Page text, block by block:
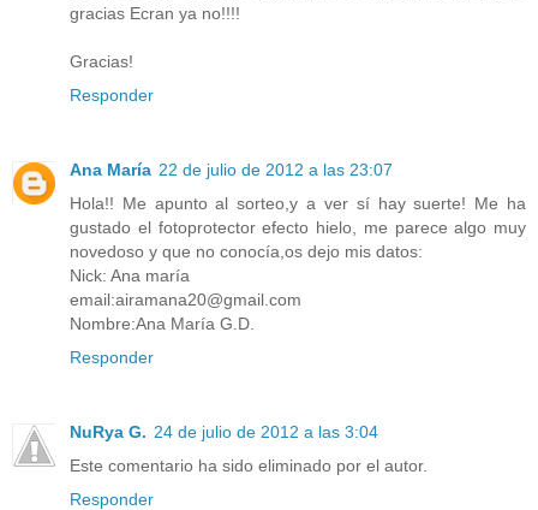
gracias Ecran ya no!!!!
Gracias!
Responder
Ana María 22 de julio de 2012 a las 23:07
Hola!! Me apunto al sorteo,y a ver sí hay suerte! Me ha
gustado el fotoprotector efecto hielo, me parece algo muy
novedoso y que no conocía,os dejo mis datos:
Nick: Ana maría
email:airamana20@gmail.com
Nombre:Ana María G.D.
Responder
NuRya G. 24 de julio de 2012 a las 3:04
Este comentario ha sido eliminado por el autor.
Responder